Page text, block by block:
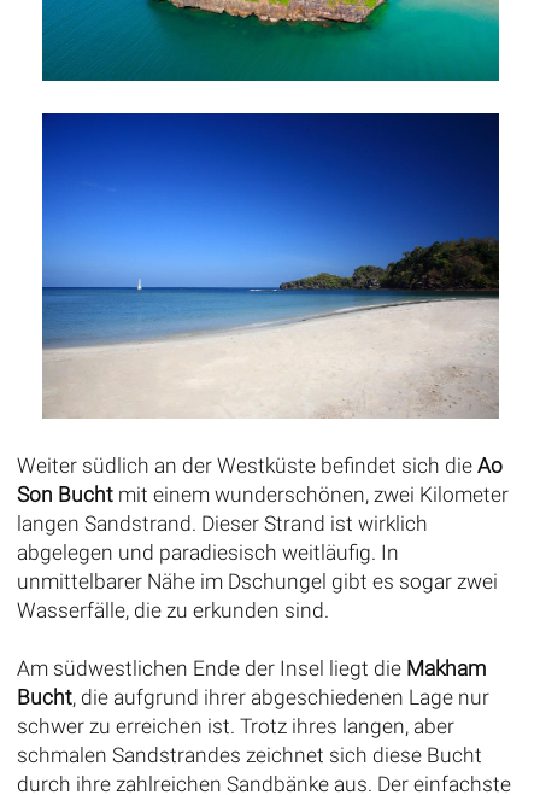
Weiter südlich an der Westküste befindet sich die Ao
Son Buchtmit einem wunderschönen, zwei Kilometer
langen Sandstrand. Dieser Strand ist wirklich
abgelegen und paradiesisch weitläufig. In
unmittelbarer Nähe im Dschungel gibt es sogar zwei
Wasserfälle, die zu erkunden sind.
Am südwestlichen Ende der Insel liegt die Makham
Bucht, die aufgrund ihrer abgeschiedenen Lage nur
schwer zu erreichen ist. Trotz ihres langen, aber
schmalen Sandstrandes zeichnet sich diese Bucht
durch ihre zahlreichen Sandbänke aus. Der einfachste